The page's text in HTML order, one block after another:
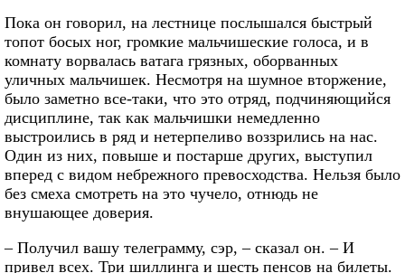
Пока он говорил, на лестнице послышался быстрый
топот босых ног, громкие мальчишеские голоса, и в
комнату ворвалась ватага грязных, оборванных
уличных мальчишек. Несмотря на шумное вторжение,
было заметно все-таки, что это отряд, подчиняющийся
дисциплине, так как мальчишки немедленно
выстроились в ряд и нетерпеливо воззрились на нас.
Один из них, повыше и постарше других, выступил
вперед с видом небрежного превосходства. Нельзя было
без смеха смотреть на это чучело, отнюдь не
внушающее доверия.
– Получил вашу телеграмму, сэр, – сказал он. – И
привел всех. Три шиллинга и шесть пенсов на билеты.